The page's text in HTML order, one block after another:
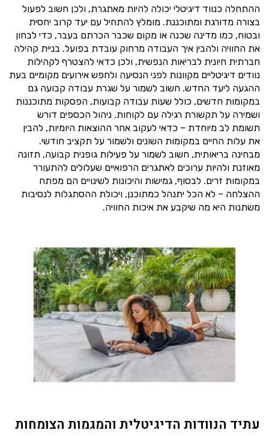
ההתחלה כנווד דיגיטלי יכולה להיות מאתגרת, ולכן חשוב לפעול
בצורה מדורגת ומתוכננת. מומלץ להתחיל עם יעד קרוב יחסית
ובטוח, כמו מדינה שכנה או מקום שכבר הכרתם בעבר, כדי לבחון
את החוויה ולהבין איך העבודה מרחוק עובדת בפועל. בניית קהילה
חברתית חיונית לבריאות הנפשית, ולכן כדאי להצטרף לקהילות
נוודים דיגיטליים מקוונות לפני הנסיעה ולחפש אירועים מקומיים בעת
ההגעה ליעד החדש. חשוב לשמור על שגרת עבודה קבועה גם
במקומות חדשים, כולל שעות עבודה קבועות, הפסקות מתוכננות
ושמירה על תקשורת רגילה עם לקוחות. ניהול הכספים דורש
תשומת לב מיוחדת – כדאי לעקוב אחר ההוצאות היומיות, להבין
את עלות החיים במקומות השונים ולשמור על תקציב חודשי.
מבחינה בריאותית, חשוב לשמור על פעילות גופנית קבועה, תזונה
מאוזנת ולהיות ערוכים לאתגרים הרפואיים שעלולים להתעורר
במקומות זרים. לבסוף, גמישות והיכונות לשינויים הם מפתח
ההצלחה – לא הכל יתנהל כמתוכנן, ויכולת ההסתגלות לנסיבות
משתנות היא מה שיקבע את איכות החוויה.
עתיד הנוודות הדיגיטלית והמגמות הצומחות